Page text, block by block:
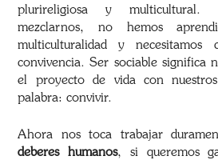
plurireligiosa y multicultural.
mezclarnos, no hemos
multiculturalidad y necesitamos
convivencia. Ser sociable significa
el proyecto de vida con
palabra: convivir.
Ahora nos toca trabajar
deberes humanos, si queremos